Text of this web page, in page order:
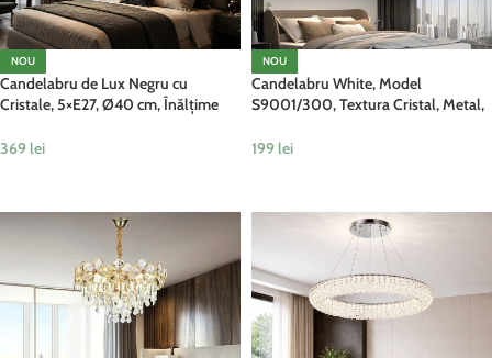
NOU
Candelabru de Lux Negru cu
Cristale, 5×E27, Ø40 cm, Înălțime
369 lei
NOU
Candelabru White, Model
S9001/300, Textura Cristal, Metal,
199 lei